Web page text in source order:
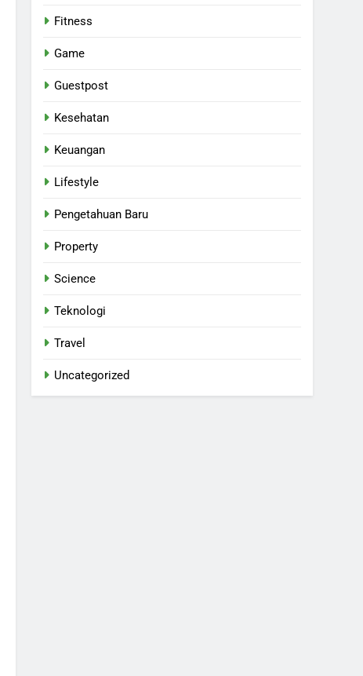
Fitness
Game
Guestpost
Kesehatan
Keuangan
Lifestyle
Pengetahuan Baru
Property
Science
Teknologi
Travel
Uncategorized